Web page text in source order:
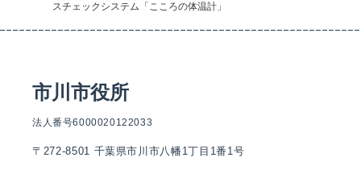
スチェックシステム「こころの体温計」
市川市役所
法人番号6000020122033
〒272-8501 千葉県市川市八幡1丁目1番1号